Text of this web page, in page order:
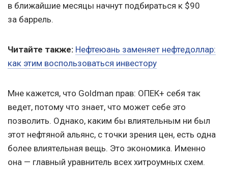
в ближайшие месяцы начнут подбираться к $90
за баррель.
Читайте также: Нефтеюань заменяет нефтедоллар:
как этим воспользоваться инвестору
Мне кажется, что Goldman прав: ОПЕК+ себя так
ведет, потому что знает, что может себе это
позволить. Однако, каким бы влиятельным ни был
этот нефтяной альянс, с точки зрения цен, есть одна
более влиятельная вещь. Это экономика. Именно
она — главный уравнитель всех хитроумных схем.